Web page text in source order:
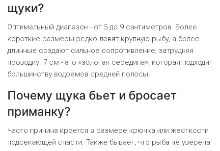
щуки?
Оптимальный диапазон - от 5 до 9 сантиметров. Более
короткие размеры редко ловят крупную рыбу, а более
длинные создают сильное сопротивление, затрудняя
проводку. 7 см - это «золотая середина», которая подходит
большинству водоемов средней полосы.
Почему щука бьет и бросает
приманку?
Часто причина кроется в размере крючка или жесткости
подсекающей снасти. Также бывает, что рыба не уверена